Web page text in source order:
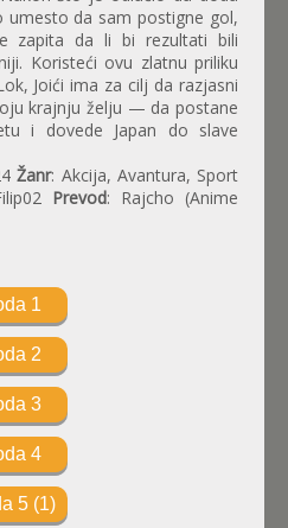
umesto da sam postigne gol,
zapita da li bi rezultati bili
Koristeći ovu zlatnu priliku
Joići ima za cilj da razjasni
krajnju želju — da postane
i dovede Japan do slave
Žanr: Akcija, Avantura, Sport
Prevod: Rajcho (Anime
1
2
3
4
5 (1)